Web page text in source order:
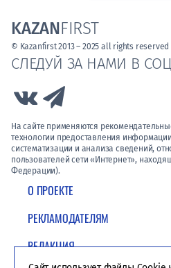
О ПРОЕКТЕ
РЕКЛАМОДАТЕЛЯМ
РЕДАКЦИЯ
СЛЕДУЙ ЗА НАМИ В
Link to Vk
На сайте применяются
технологии предоставления
систематизации и анализа сведений,
пользователей сети «Интернет»,
Федерации).
KAZANFIRST
© Kazanfirst 2013 – 2025 all rights reserved